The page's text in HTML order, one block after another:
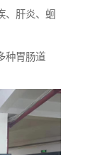
、肝炎、蛔
种胃肠道